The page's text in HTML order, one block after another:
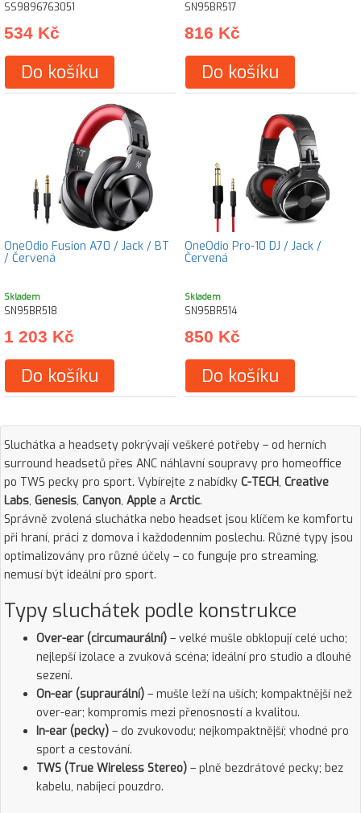
SS9896763051
534 Kč
Do košíku
SN95BR517
816 Kč
Do košíku
OneOdio Fusion A70 / Jack / BT
/ Červená
Skladem
SN95BR518
1 203 Kč
Do košíku
OneOdio Pro-10 DJ / Jack /
Červená
Skladem
SN95BR514
850 Kč
Do košíku
Sluchátka a headsety pokrývají veškeré potřeby – od herních
surround headsetů přes ANC náhlavní soupravy pro homeoffice
po TWS pecky pro sport. Vybírejte z nabídky C-TECH, Creative
Labs, Genesis, Canyon, Apple a Arctic.
Správně zvolená sluchátka nebo headset jsou klíčem ke komfortu
při hraní, práci z domova i každodenním poslechu. Různé typy jsou
optimalizovány pro různé účely – co funguje pro streaming,
nemusí být ideální pro sport.
Typy sluchátek podle konstrukce
Over-ear (circumaurální) – velké mušle obklopují celé ucho;
nejlepší izolace a zvuková scéna; ideální pro studio a dlouhé
sezení.
On-ear (supraurální) – mušle leží na uších; kompaktnější než
over-ear; kompromis mezi přenosností a kvalitou.
In-ear (pecky) – do zvukovodu; nejkompaktnější; vhodné pro
sport a cestování.
TWS (True Wireless Stereo) – plně bezdrátové pecky; bez
kabelu, nabíjecí pouzdro.